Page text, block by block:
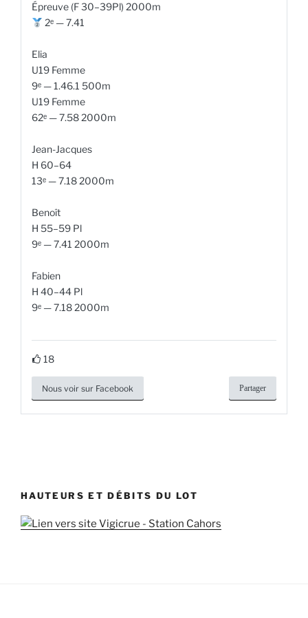
Épreuve (F 30–39Pl) 2000m
2ᵉ — 7.41
Elia
U19 Femme
9ᵉ — 1.46.1 500m
U19 Femme
62ᵉ — 7.58 2000m
Jean-Jacques
H 60–64
13ᵉ — 7.18 2000m
Benoît
H 55–59 Pl
9ᵉ — 7.41 2000m
Fabien
H 40–44 Pl
9ᵉ — 7.18 2000m
18
Nous voir sur Facebook Partager
HAUTEURS ET DÉBITS DU LOT